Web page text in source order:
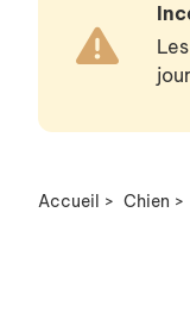
Accueil > Chien >